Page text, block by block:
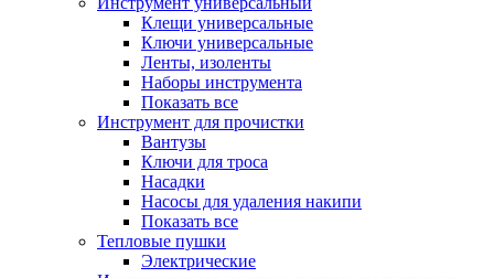
Клещи универсальные
Ключи универсальные
Ленты, изоленты
Наборы инструмента
Показать все
Инструмент для прочистки
Вантузы
Ключи для троса
Насадки
Насосы для удаления накипи
Показать все
Тепловые пушки
Электрические